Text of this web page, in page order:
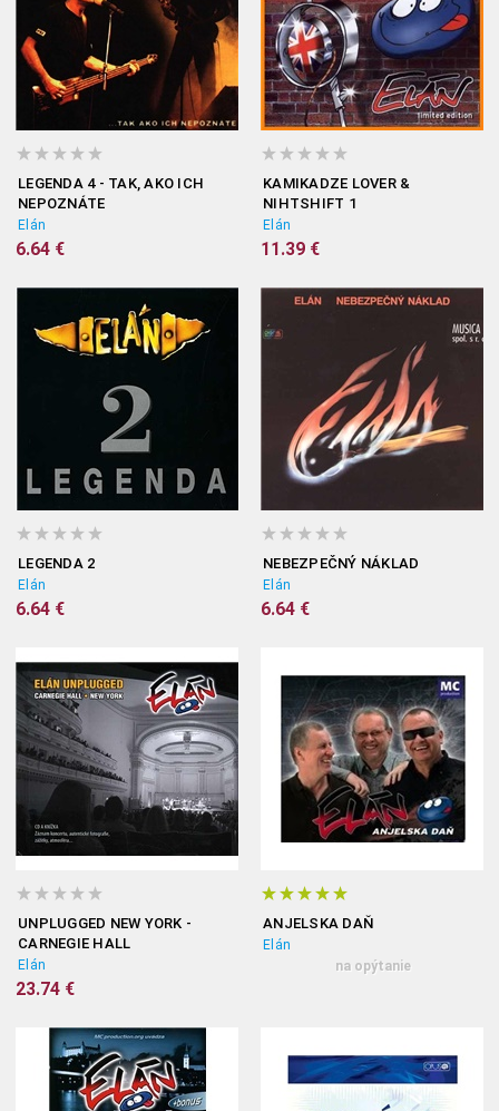
LEGENDA 4 - TAK, AKO ICH
NEPOZNÁTE
Elán
6.64 €
KAMIKADZE LOVER &
NIHTSHIFT 1
Elán
11.39 €
LEGENDA 2
Elán
6.64 €
NEBEZPEČNÝ NÁKLAD
Elán
6.64 €
UNPLUGGED NEW YORK -
CARNEGIE HALL
Elán
23.74 €
ANJELSKA DAŇ
Elán
na opýtanie